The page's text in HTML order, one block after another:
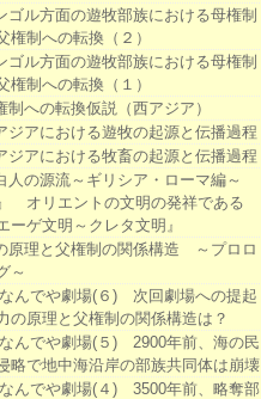
ゴル方面の遊牧部族における母権制
権制への転換（２）
ゴル方面の遊牧部族における母権制
権制への転換（１）
制への転換仮説（西アジア）
ジアにおける遊牧の起源と伝播過程
ジアにおける牧畜の起源と伝播過程
人の源流～ギリシア・ローマ編～
オリエントの文明の発祥である
エーゲ文明～クレタ文明』
原理と父権制の関係構造 ～プロロ
～
んでや劇場(６) 次回劇場への提起
の原理と父権制の関係構造は？
んでや劇場(５) 2900年前、海の民
略で地中海沿岸の部族共同体は崩壊
んでや劇場(４) 3500年前、略奪部